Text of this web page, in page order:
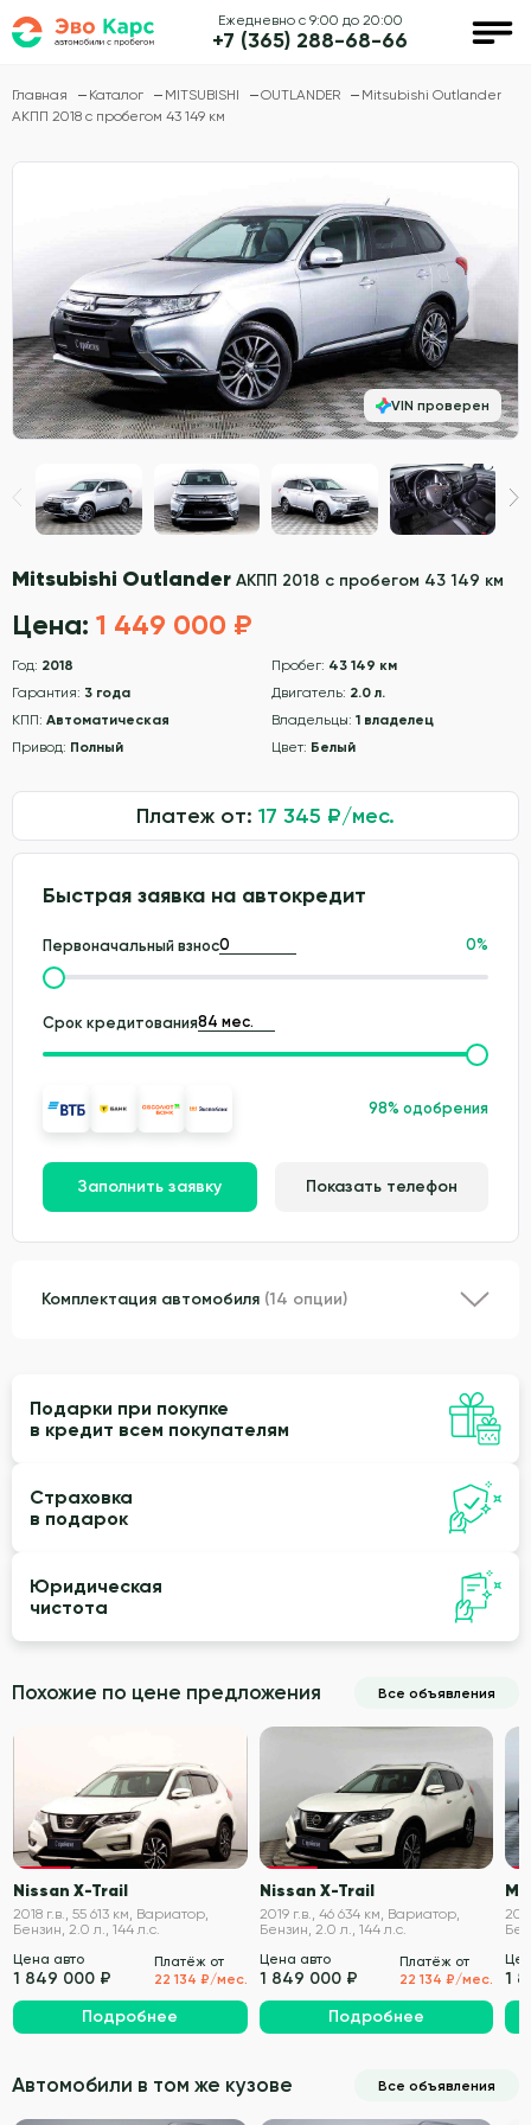
Ежедневно с 9:00 до 20:00
+7 (365) 288-68-66
Главная Каталог MITSUBISHI OUTLANDER
Mitsubishi Outlander
АКПП 2018 с пробегом 43 149 км
Mitsubishi Outlander АКПП 2018 с пробегом 43 149 км
Цена: 1 449 000 ₽
Год: 2018 Пробег: 43 149 км
Гарантия: 3 года Двигатель: 2.0 л.
КПП: Автоматическая Владельцы: 1 владелец
Привод: Полный Цвет: Белый
Платеж от: 17 345 ₽/мес.
Быстрая заявка на автокредит
Первоначальный взнос 0%
Срок кредитования
98% одобрения
Заполнить заявку Показать телефон
VIN проверен
Комплектация автомобиля (14 опции)
Подарки при покупке
в кредит всем покупателям
Страховка
в подарок
Юридическая
чистота
Похожие по цене предложения Все объявления
VIN проверен
Nissan X-Trail
2018 г.в., 55 613 км, Вариатор,
Бензин, 2.0 л., 144 л.с.
Цена авто
1 849 000 ₽
Платёж от
22 134 ₽/мес.
Подробнее
VIN проверен
Nissan X-Trail
2019 г.в., 46 634 км, Вариатор,
Бензин, 2.0 л., 144 л.с.
Цена авто
1 849 000 ₽
Платёж от
22 134 ₽/мес.
Подробнее
1
Автомобили в том же кузове Все объявления